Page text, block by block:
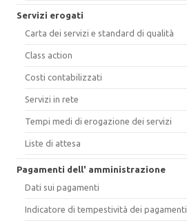
Servizi erogati
Carta dei servizi e standard di qualità
Class action
Costi contabilizzati
Servizi in rete
Tempi medi di erogazione dei servizi
Liste di attesa
Pagamenti dell' amministrazione
Dati sui pagamenti
Indicatore di tempestività dei pagamenti